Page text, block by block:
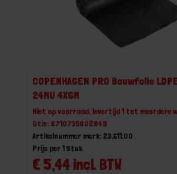
COPENHAGEN PRO Bouwfolie
24MU 4X6M
Niet op voorraad, levertijd 1 tot meerdere
Gtin: 8710735802849
Artikelnummer merk: 23.611.00
€ 5,44 incl. BTW
Prijs per 1 Stuk